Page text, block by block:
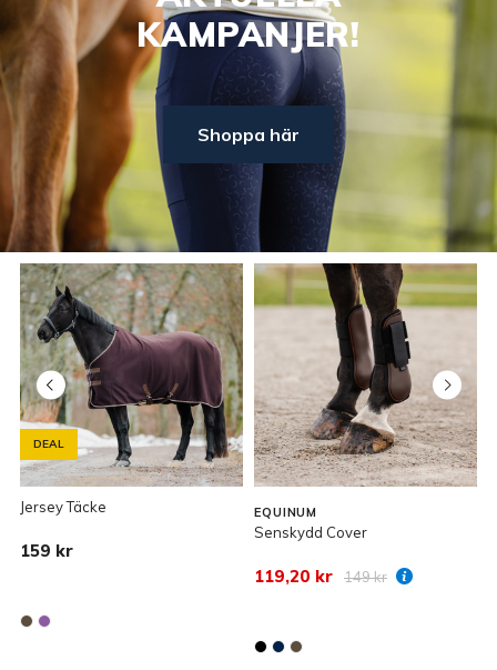
KAMPANJER!
Shoppa här
DEAL
Jersey Täcke
159 kr
EQUINUM
Senskydd Cover
119,20 kr 149 kr